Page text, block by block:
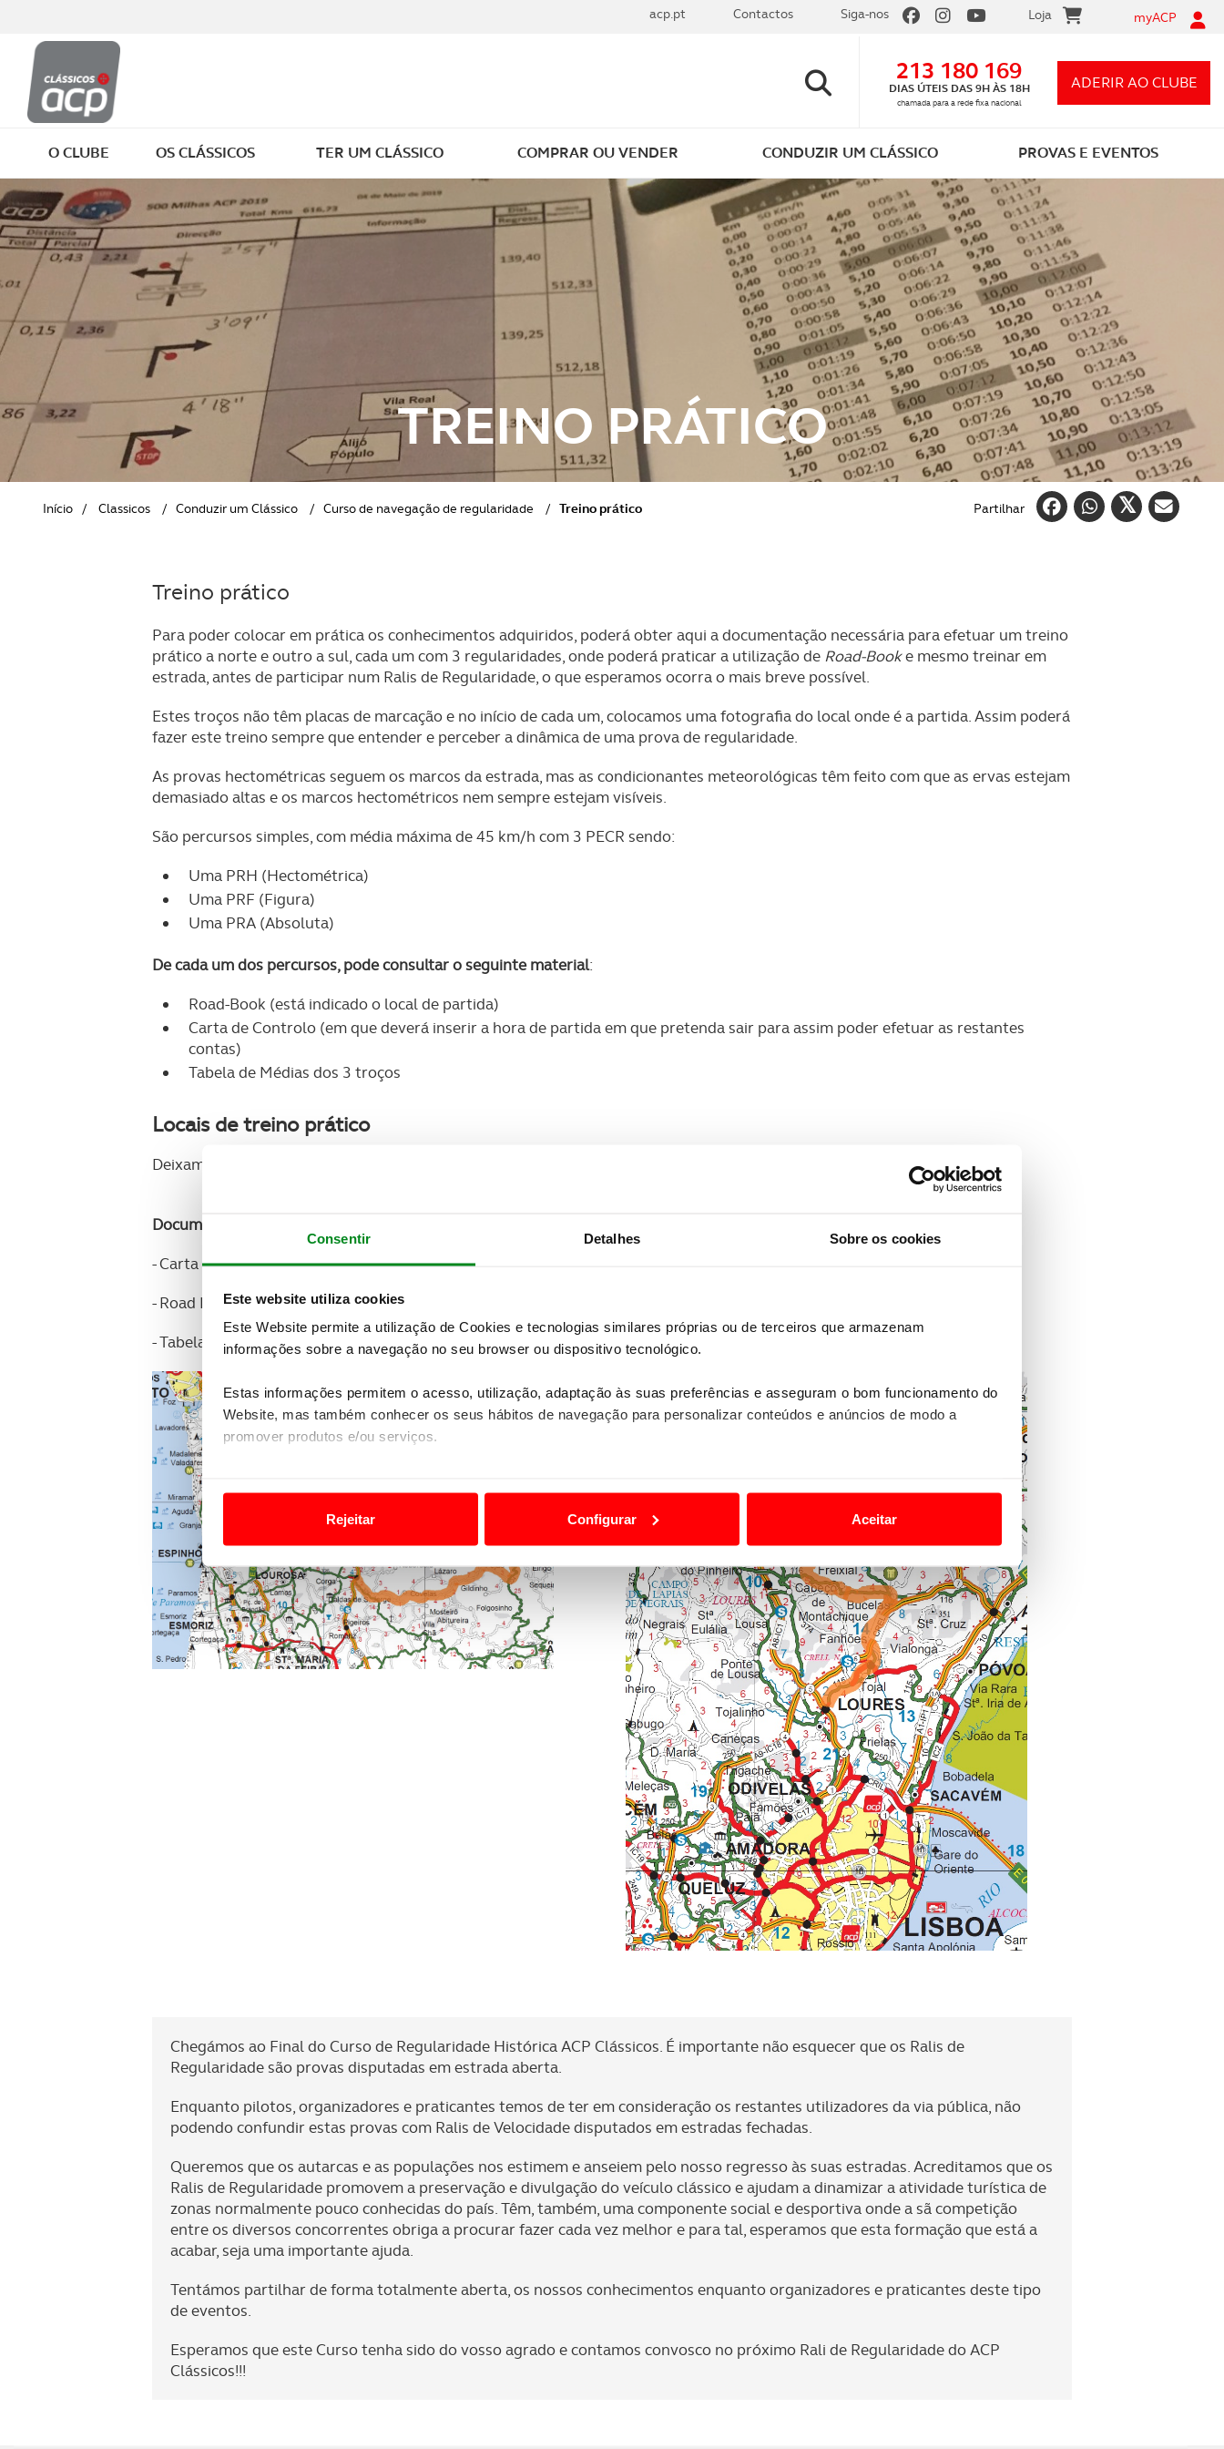
Consentir Detalhes Sobre os cookies
Este website utiliza cookies
Este Website permite a utilização de Cookies e tecnologias similares próprias ou de terceiros que armazenam
informações sobre a navegação no seu browser ou dispositivo tecnológico.
Estas informações permitem o acesso, utilização, adaptação às suas preferências e asseguram o bom funcionamento do
Website, mas também conhecer os seus hábitos de navegação para personalizar conteúdos e anúncios de modo a
promover produtos e/ou serviços.
Usamos cookies para melhorar a sua experiência digital, personalizar conteúdos e anúncios, para lhe proporcionar
funcionalidades de redes sociais, bem como para analisar dados de navegação no nosso website.
Adicionalmente partilhamos informação, relativa à sua utilização do nosso site de publicidade e de análise, com parceiros
e organizações na UE e em países terceiros.
O ACP garantirá que as transferências internacionais de dados pessoais serão realizadas apenas com o seu
consentimento e quando tal se afigure estritamente necessário no contexto dos serviços a prestar.
Realçamos que o bloqueio de certo tipo de Cookies e tecnologias similares pode ter impacto na sua experiência de
Rejeitar Configurar Aceitar
O CLUBE
ADERIR AO ACP CLÁSSICOS
DESCONTOS
WHATSAPP ACP CLÁSSICOS
O MEU 1º CARRO
MERCHANDISING
RELAÇÕES INTERNACIONAIS
OS CLÁSSICOS
O QUE É UM CLÁSSICO
CLÁSSICOS COM HISTÓRIA
BIBLIOTECA DIGITAL
CENTRO DE DOCUMENTAÇÃO
PODCASTS TEMPO DE CLÁSSICOS
TER UM CLÁSSICO
CERTIFICAÇÃO
ÓLEOS RECOMENDADOS
PEÇAS VEÍCULOS EM FIM DE VIDA
LOJA E ACESSÓRIOS
COMPRAR OU VENDER
SUGESTÕES PARA COMPRAR
SUGESTÕES PARA VENDER
VENDER NO ACP
IMPORTAR UM CLÁSSICO
MATRÍCULA DE ÉPOCA
CONDUZIR UM CLÁSSICO
CURSO DE NAVEGAÇÃO DE
REGULARIDADE
PREPARAR UM PASSEIO
SUGESTÕES DE PASSEIOS
PROVAS E EVENTOS
EVENTOS ACP CLÁSSICOS
CALENDÁRIO DE EVENTOS
GALERIA DE EVENTOS
ACP CLÁSSICOS CUP
ADERIR AO CLUBE
acp.pt Contactos Siga-nos Loja myACP
213 180 169
DIAS ÚTEIS DAS 9H ÀS 18H
chamada para a rede fixa nacional
TREINO PRÁTICO
Início / Classicos / Conduzir um Clássico / Curso de navegação de regularidade / Treino prático Partilhar
Treino prático
Para poder colocar em prática os conhecimentos adquiridos, poderá obter aqui a documentação necessária para efetuar um treino
prático a norte e outro a sul, cada um com 3 regularidades, onde poderá praticar a utilização de Road-Booke mesmo treinar em
estrada, antes de participar num Ralis de Regularidade, o que esperamos ocorra o mais breve possível.
Estes troços não têm placas de marcação e no início de cada um, colocamos uma fotografia do local onde é a partida. Assim poderá
fazer este treino sempre que entender e perceber a dinâmica de uma prova de regularidade.
As provas hectométricas seguem os marcos da estrada, mas as condicionantes meteorológicas têm feito com que as ervas estejam
demasiado altas e os marcos hectométricos nem sempre estejam visíveis.
São percursos simples, com média máxima de 45 km/h com 3 PECR sendo:
Uma PRH (Hectométrica)
Uma PRF (Figura)
Uma PRA (Absoluta)
De cada um dos percursos, pode consultar o seguinte material:
Road-Book (está indicado o local de partida)
Carta de Controlo (em que deverá inserir a hora de partida em que pretenda sair para assim poder efetuar as restantes
contas)
Tabela de Médias dos 3 troços
Locais de treino prático
Deixamos à sua disposição 2 locais de treino, um na zona norte e outro perto de Lisboa. Bom treino!
Documentos do Treino Norte:
- Carta de Controlo
- Road Book
- Tabelas Médias
- Tabelas Médias
Chegámos ao Final do Curso de Regularidade Histórica ACP Clássicos. É importante não esquecer que os Ralis de
Regularidade são provas disputadas em estrada aberta.
Enquanto pilotos, organizadores e praticantes temos de ter em consideração os restantes utilizadores da via pública, não
podendo confundir estas provas com Ralis de Velocidade disputados em estradas fechadas.
Queremos que os autarcas e as populações nos estimem e anseiem pelo nosso regresso às suas estradas. Acreditamos que os
Ralis de Regularidade promovem a preservação e divulgação do veículo clássico e ajudam a dinamizar a atividade turística de
zonas normalmente pouco conhecidas do país. Têm, também, uma componente social e desportiva onde a sã competição
entre os diversos concorrentes obriga a procurar fazer cada vez melhor e para tal, esperamos que esta formação que está a
acabar, seja uma importante ajuda.
Tentámos partilhar de forma totalmente aberta, os nossos conhecimentos enquanto organizadores e praticantes deste tipo
de eventos.
Esperamos que este Curso tenha sido do vosso agrado e contamos convosco no próximo Rali de Regularidade do ACP
Clássicos!!!